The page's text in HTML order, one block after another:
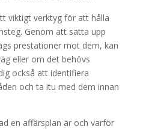
viktigt verktyg för att hålla
Genom att sätta upp
prestationer mot dem, kan
eller om det behövs
också att identifiera
och ta itu med dem innan
en affärsplan är och varför